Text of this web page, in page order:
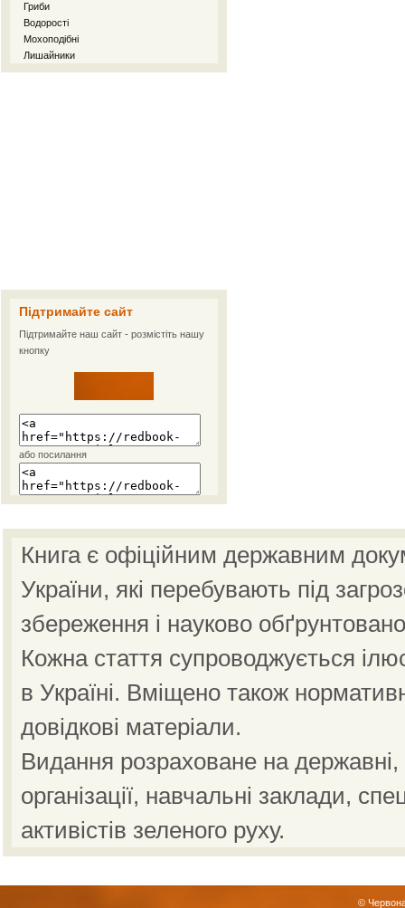
Гриби
Водорості
Мохоподібні
Лишайники
Підтримайте сайт
Підтримайте наш сайт - розмістіть нашу
кнопку
або посилання
Книга є офіційним державним
України, які перебувають під
збереження і науково
Кожна стаття супроводжується
в Україні. Вміщено також
довідкові матеріали.
Видання розраховане на державні,
організації, навчальні заклади,
активістів зеленого руху.
©